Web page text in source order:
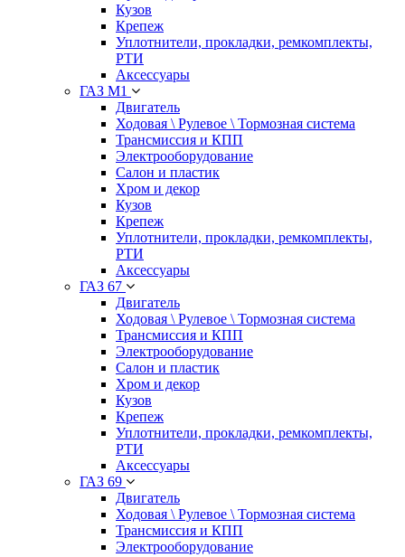
Кузов
Крепеж
Уплотнители, прокладки, ремкомплекты,
РТИ
Аксессуары
ГАЗ М1
Двигатель
Ходовая \ Рулевое \ Тормозная система
Трансмиссия и КПП
Электрооборудование
Салон и пластик
Хром и декор
Кузов
Крепеж
Уплотнители, прокладки, ремкомплекты,
РТИ
Аксессуары
ГАЗ 67
Двигатель
Ходовая \ Рулевое \ Тормозная система
Трансмиссия и КПП
Электрооборудование
Салон и пластик
Хром и декор
Кузов
Крепеж
Уплотнители, прокладки, ремкомплекты,
РТИ
Аксессуары
ГАЗ 69
Двигатель
Ходовая \ Рулевое \ Тормозная система
Трансмиссия и КПП
Электрооборудование